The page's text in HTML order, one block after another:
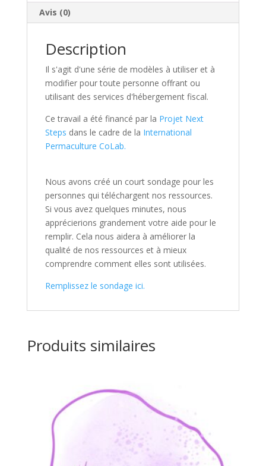
Avis (0)
Description
Il s'agit d'une série de modèles à utiliser et à
modifier pour toute personne offrant ou
utilisant des services d'hébergement fiscal.
Ce travail a été financé par la Projet Next
Steps dans le cadre de la International
Permaculture CoLab.
Nous avons créé un court sondage pour les
personnes qui téléchargent nos ressources.
Si vous avez quelques minutes, nous
apprécierions grandement votre aide pour le
remplir. Cela nous aidera à améliorer la
qualité de nos ressources et à mieux
comprendre comment elles sont utilisées.
Remplissez le sondage ici.
Produits similaires